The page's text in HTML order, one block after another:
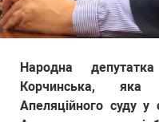
Народна
Корчинська, яка
Апеляційного суду у